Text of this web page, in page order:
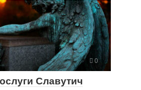
0
Славутич